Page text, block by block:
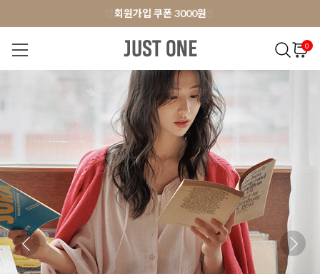
앱 다운로드 10% 할인쿠폰
회원가입 쿠폰 3000원
앱 다운로드 10% 할인쿠폰
0
오늘출발 MADE . J